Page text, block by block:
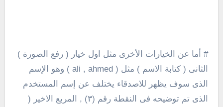
# أما عن الخيارات الأخرى مثل اول خيار ( رفع الصورة )
الثانى ( كتابة الاسم ) مثل ( ali , ahmed ) وهو الإسم
الذى سوف يظهر للاصدقاء يختلف عن إسم المستخدم
الذى تم توضيحه فى النقطة رقم (٣) , المربع الاخير (